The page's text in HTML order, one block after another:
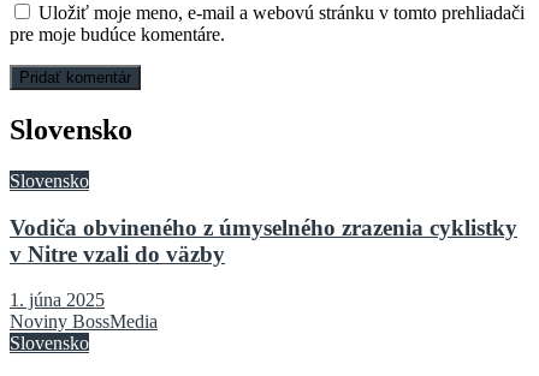
Uložiť moje meno, e-mail a webovú stránku v tomto prehliadači
pre moje budúce komentáre.
Slovensko
Slovensko
Vodiča obvineného z úmyselného zrazenia cyklistky
v Nitre vzali do väzby
1. júna 2025
Noviny BossMedia
Slovensko